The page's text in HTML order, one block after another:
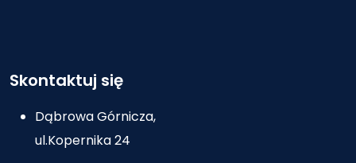
Skontaktuj się
Dąbrowa Górnicza,
ul.Kopernika 24